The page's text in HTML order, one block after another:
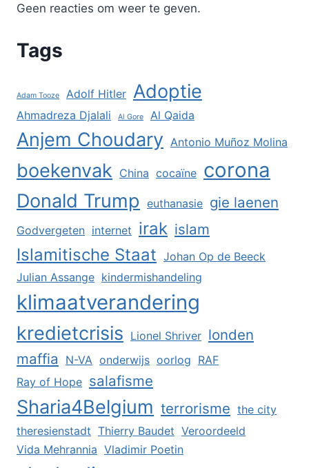
Geen reacties om weer te geven.
Tags
Adam Tooze Adolf Hitler Adoptie
Ahmadreza Djalali Al Gore Al Qaida
Anjem Choudary Antonio Muñoz Molina
boekenvak China cocaïne corona
Donald Trump euthanasie gie laenen
Godvergeten internet irak islam
Islamitische Staat Johan Op de Beeck
Julian Assange kindermishandeling
klimaatverandering
kredietcrisis Lionel Shriver londen
maffia
N-VA onderwijs oorlog RAF
Ray of Hope salafisme
Sharia4Belgium terrorisme the city
theresienstadt Thierry Baudet Veroordeeld
Vida Mehrannia Vladimir Poetin